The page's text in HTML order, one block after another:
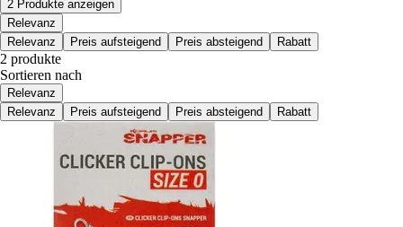
2 Produkte anzeigen
Relevanz
Relevanz
Preis aufsteigend Preis absteigend Rabatt
2 produkte
Sortieren nach
Relevanz
Relevanz
Preis aufsteigend Preis absteigend Rabatt